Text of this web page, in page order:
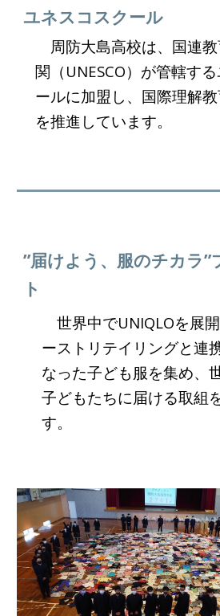
ユネスコスクール
周防大島高校は、国連
関（UNESCO）が管轄す
ールに加盟し、国際理解
を推進しています。
”届けよう、服のチカラ”
ト
世界中でUNIQLOを展
ーストリテイリングと連
なった子ども服を集め、
子どもたちに届ける取組
す。